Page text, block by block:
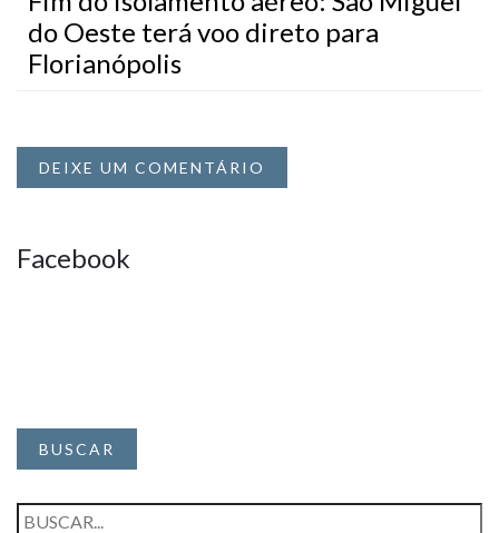
do Oeste terá voo direto para
Florianópolis
DEIXE UM COMENTÁRIO
Facebook
BUSCAR